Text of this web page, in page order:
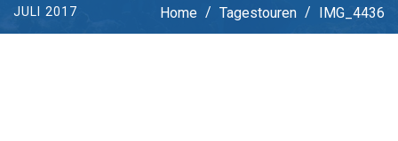
JULI 2017 Home / Tagestouren / IMG_4436